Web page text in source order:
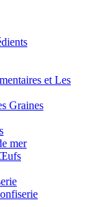
et Les
Graines
mer